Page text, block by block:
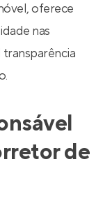
oferece
nas
de